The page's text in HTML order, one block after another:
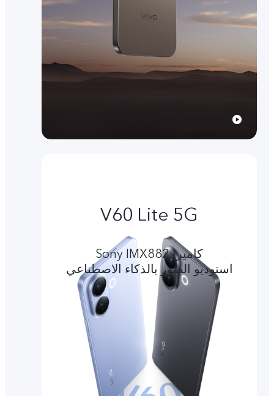
V60 Lite 5G
کامیرا Sony IMX882
استوديو الصور بالذكاء الاصطناعي